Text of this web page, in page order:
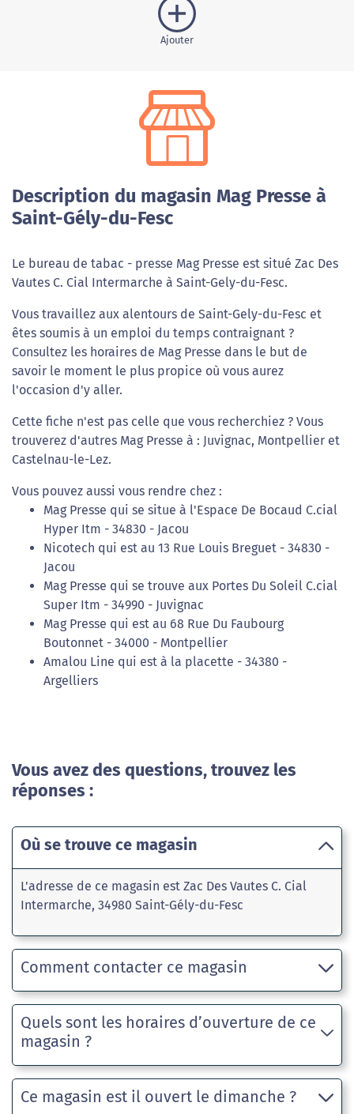
Ajouter
Description du magasin Mag Presse à
Saint-Gély-du-Fesc
Le bureau de tabac - presse Mag Presse est situé Zac Des
Vautes C. Cial Intermarche à Saint-Gely-du-Fesc.
Vous travaillez aux alentours de Saint-Gely-du-Fesc et
êtes soumis à un emploi du temps contraignant ?
Consultez les horaires de Mag Presse dans le but de
savoir le moment le plus propice où vous aurez
l'occasion d'y aller.
Cette fiche n'est pas celle que vous recherchiez ? Vous
trouverez d'autres Mag Presse à : Juvignac, Montpellier et
Castelnau-le-Lez.
Vous pouvez aussi vous rendre chez :
Mag Presse qui se situe à l'Espace De Bocaud C.cial
Hyper Itm - 34830 - Jacou
Nicotech qui est au 13 Rue Louis Breguet - 34830 -
Jacou
Mag Presse qui se trouve aux Portes Du Soleil C.cial
Super Itm - 34990 - Juvignac
Mag Presse qui est au 68 Rue Du Faubourg
Boutonnet - 34000 - Montpellier
Amalou Line qui est à la placette - 34380 -
Argelliers
Vous avez des questions, trouvez les
réponses :
Où se trouve ce magasin
L'adresse de ce magasin est Zac Des Vautes C. Cial
Intermarche, 34980 Saint-Gély-du-Fesc
Comment contacter ce magasin
Quels sont les horaires d’ouverture de ce
magasin ?
Ce magasin est il ouvert le dimanche ?